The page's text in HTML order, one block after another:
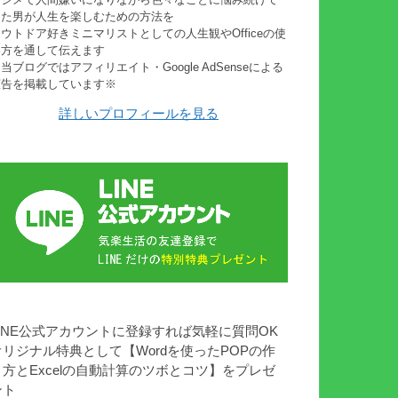
男が人生を楽しむための方法を
トドア好きミニマリストとしての人生観やOfficeの使
を通して伝えます
ブログではアフィリエイト・Google AdSenseによる
を掲載しています※
詳しいプロフィールを見る
公式アカウントに登録すれば気軽に質問OK
リジナル特典として【Wordを使ったPOPの作
方とExcelの自動計算のツボとコツ】をプレゼ